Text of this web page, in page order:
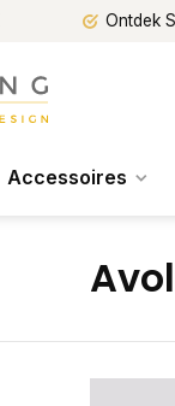
Ontdek
Accessoires